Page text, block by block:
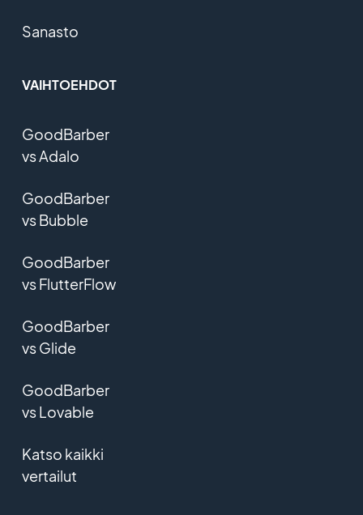
Sanasto
VAIHTOEHDOT
GoodBarber
vs Adalo
GoodBarber
vs Bubble
GoodBarber
vs FlutterFlow
GoodBarber
vs Glide
GoodBarber
vs Lovable
Katso kaikki
vertailut